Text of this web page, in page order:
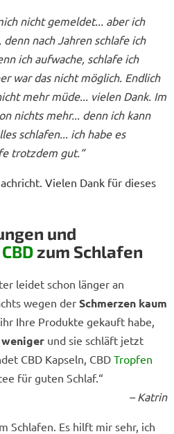
nicht gemeldet... aber ich
nach Jahren schlafe ich
ich aufwache, schlafe ich
war das nicht möglich. Endlich
mehr müde... vielen Dank. Im
nichts mehr... denn ich kann
schlafen... ich habe es
trotzdem gut.“
Vielen Dank für dieses
und
zum Schlafen
leidet schon länger an
wegen der Schmerzen kaum
ihr Ihre Produkte gekauft habe,
weniger und sie schläft jetzt
CBD Kapseln, CBD Tropfen
für guten Schlaf.“
– Katrin
Schlafen. Es hilft mir sehr, ich